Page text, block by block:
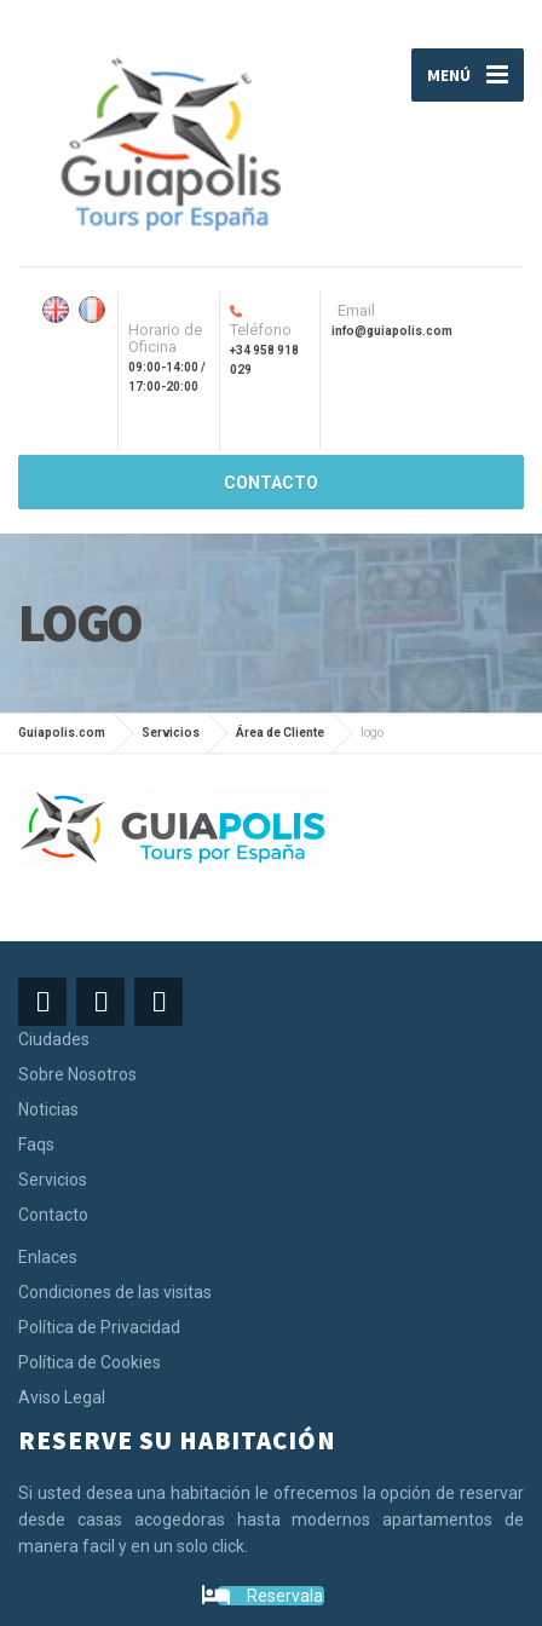
MENÚ
Horario de
Oficina
09:00-14:00 /
17:00-20:00
Teléfono
+34 958 918
029
Email
info@guiapolis.com
CONTACTO
LOGO
Guiapolis.com Servicios Área de Cliente logo
Ciudades
Sobre Nosotros
Noticias
Faqs
Servicios
Contacto
Enlaces
Condiciones de las visitas
Política de Privacidad
Política de Cookies
Aviso Legal
RESERVE SU HABITACIÓN
Si usted desea una habitación le ofrecemos la opción de reservar
desde casas acogedoras hasta modernos apartamentos de
manera facil y en un solo click.
Reservala